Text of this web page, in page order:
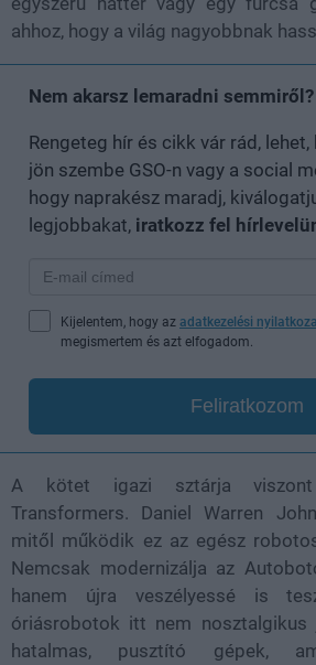
ahhoz, hogy a világ nagyobbnak
Nem akarsz lemaradni semmiről?
Rengeteg hír és cikk vár rád,
jön szembe GSO-n vagy a social
hogy naprakész maradj,
legjobbakat, iratkozz fel
Kijelentem, hogy az adatkezelési
megismertem és azt elfogadom.
Feliratkozom
A kötet igazi sztárja viszont
Transformers. Daniel Warren
mitől működik ez az egész
Nemcsak modernizálja az
hanem újra veszélyessé is
óriásrobotok itt nem nosztalgikus
hatalmas, pusztító gépek,